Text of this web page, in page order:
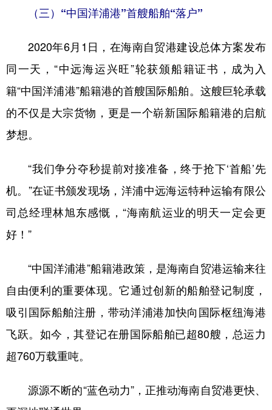
（三）“中国洋浦港”首艘船舶“落户”
2020年6月1日，在海南自贸港建设总体方案发布
同一天，“中远海运兴旺”轮获颁船籍证书，成为入
籍“中国洋浦港”船籍港的首艘国际船舶。这艘巨轮承载
的不仅是大宗货物，更是一个崭新国际船籍港的启航
梦想。
“我们争分夺秒提前对接准备，终于抢下‘首船’先
机。”在证书颁发现场，洋浦中远海运特种运输有限公
司总经理林旭东感慨，“海南航运业的明天一定会更
好！”
“中国洋浦港”船籍港政策，是海南自贸港运输来往
自由便利的重要体现。它通过创新的船舶登记制度，
吸引国际船舶注册，带动洋浦港加快向国际枢纽海港
飞跃。如今，其登记在册国际船舶已超80艘，总运力
超760万载重吨。
源源不断的“蓝色动力”，正推动海南自贸港更快、